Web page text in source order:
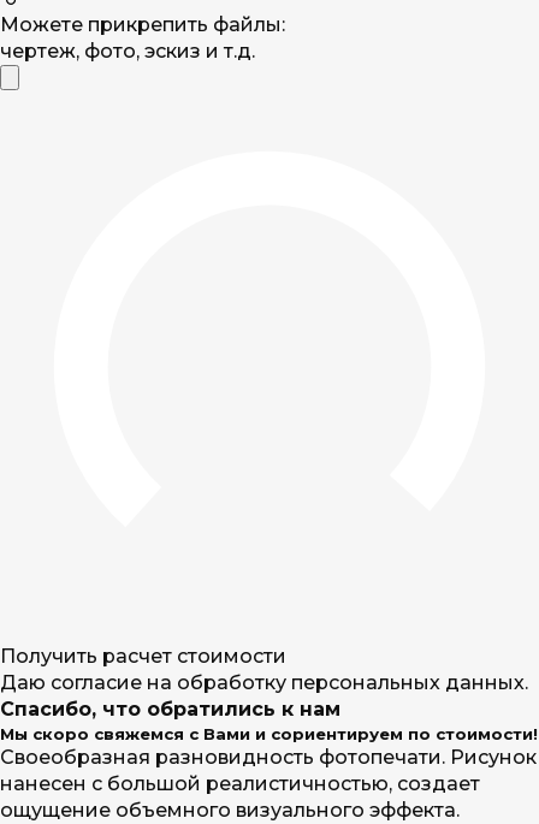
Можете прикрепить файлы:
чертеж, фото, эскиз и т.д.
Получить расчет стоимости
Даю согласие на обработку персональных данных.
Спасибо, что обратились к нам
Мы скоро свяжемся с Вами и сориентируем по стоимости!
Своеобразная разновидность фотопечати. Рисунок
нанесен с большой реалистичностью, создает
ощущение объемного визуального эффекта.